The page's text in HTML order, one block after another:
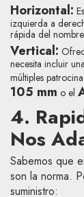
Horizontal:
izquierda a
rápida del
Vertical:
necesita incluir
múltiples
105 mm o el
4.
Nos
Sabemos que
son la norma.
suministro: